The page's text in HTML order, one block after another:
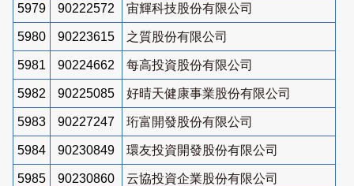
5979 90222572 宙輝科技股份有限公司
5980 90223615 之質股份有限公司
5981 90224662 每高投資股份有限公司
5982 90225085 好晴天健康事業股份有限公司
5983 90227247 珩富開發股份有限公司
5984 90230849 環友投資開發股份有限公司
5985 90230860 云協投資企業股份有限公司